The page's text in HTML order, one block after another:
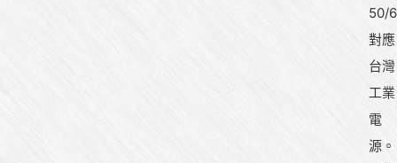
50/
對應
台灣
工業
電
源。